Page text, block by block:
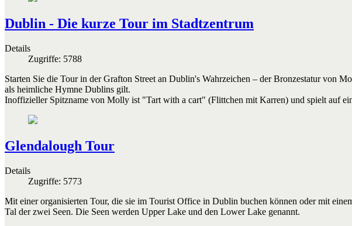
Dublin - Die kurze Tour im Stadtzentrum
Details
Zugriffe: 5788
Starten Sie die Tour in der Grafton Street an Dublin's Wahrzeichen – der Bronzestatur von
als heimliche Hymne Dublins gilt.
Inoffizieller Spitzname von Molly ist "Tart with a cart" (Flittchen mit Karren) und spielt auf
Glendalough Tour
Details
Zugriffe: 5773
Mit einer organisierten Tour, die sie im Tourist Office in Dublin buchen können oder mit
Tal der zwei Seen. Die Seen werden Upper Lake und den Lower Lake genannt.